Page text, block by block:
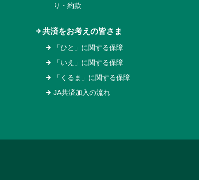
り・約款
共済をお考えの皆さま
「ひと」に関する保障
「いえ」に関する保障
「くるま」に関する保障
JA共済加入の流れ